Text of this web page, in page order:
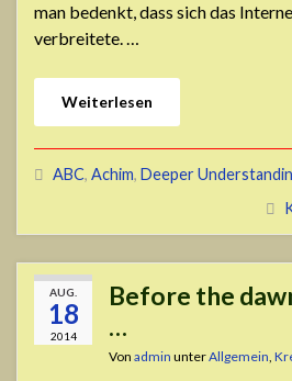
man bedenkt, dass sich das
verbreitete. …
Weiterlesen
ABC, Achim, Deeper
AUG.
18
2014
Before the
…
Von admin unterAllgemein,